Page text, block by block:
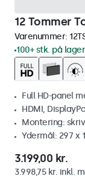
12 Tommer
Varenummer:
100+ stk. på lager
Full HD-panel
HDMI,
Montering:
Ydermål: 297 x
3.199,00 kr.
3.998,75 kr. inkl.